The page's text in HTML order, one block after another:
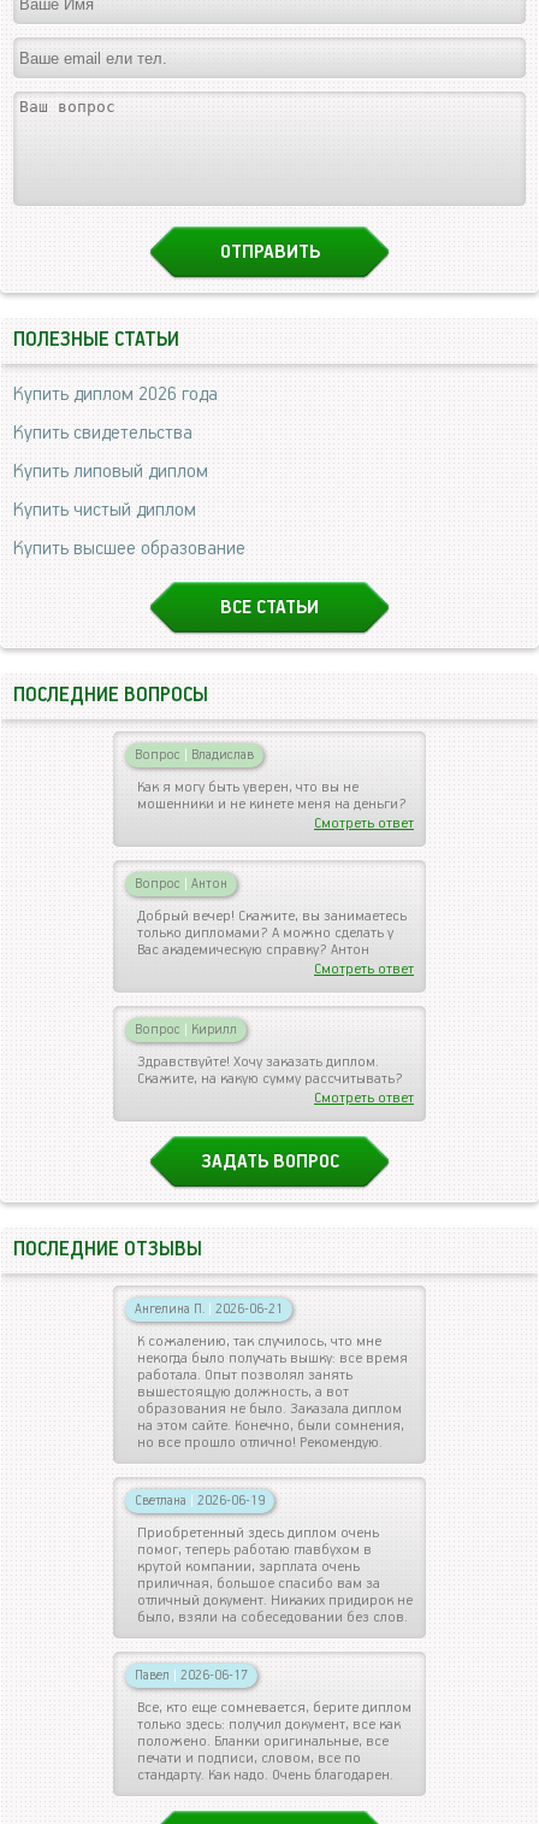
ПОЛЕЗНЫЕ СТАТЬИ
Купить диплом 2026 года
Купить свидетельства
Купить липовый диплом
Купить чистый диплом
Купить высшее образование
ВСЕ СТАТЬИ
ПОСЛЕДНИЕ ВОПРОСЫ
Вопрос | Владислав
Как я могу быть уверен, что вы не
мошенники и не кинете меня на деньги?
Смотреть ответ
Вопрос | Антон
Добрый вечер! Скажите, вы занимаетесь
только дипломами? А можно сделать у
Вас академическую справку? Антон
Смотреть ответ
Вопрос | Кирилл
Здравствуйте! Хочу заказать диплом.
Скажите, на какую сумму рассчитывать?
Смотреть ответ
ЗАДАТЬ ВОПРОС
ПОСЛЕДНИЕ ОТЗЫВЫ
Ангелина П. | 2026-06-21
К сожалению, так случилось, что мне
некогда было получать вышку: все время
работала. Опыт позволял занять
вышестоящую должность, а вот
образования не было. Заказала диплом
на этом сайте. Конечно, были сомнения,
но все прошло отлично! Рекомендую.
Светлана | 2026-06-19
Приобретенный здесь диплом очень
помог, теперь работаю главбухом в
крутой компании, зарплата очень
приличная, большое спасибо вам за
отличный документ. Никаких придирок не
было, взяли на собеседовании без слов.
Павел | 2026-06-17
Все, кто еще сомневается, берите диплом
только здесь: получил документ, все как
положено. Бланки оригинальные, все
печати и подписи, словом, все по
стандарту. Как надо. Очень благодарен.